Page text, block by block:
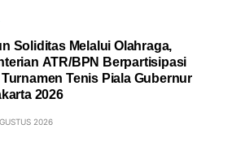
Soliditas Melalui Olahraga,
ATR/BPN Berpartisipasi
Tenis Piala Gubernur
2026
2026